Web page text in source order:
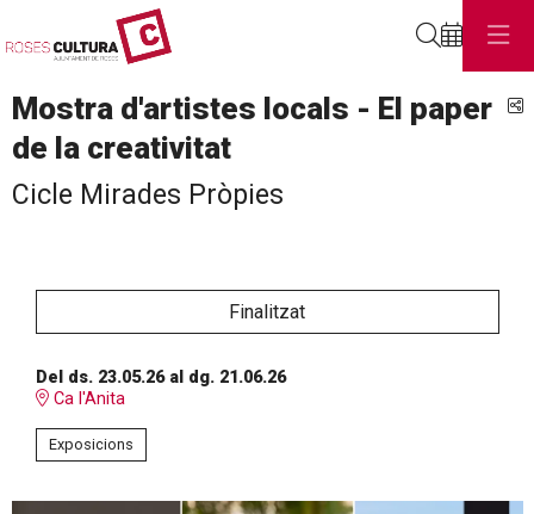
Mostra d'artistes locals - El paper
de la creativitat
Cicle Mirades Pròpies
Finalitzat
Del ds. 23.05.26al dg. 21.06.26
Ca l'Anita
Exposicions